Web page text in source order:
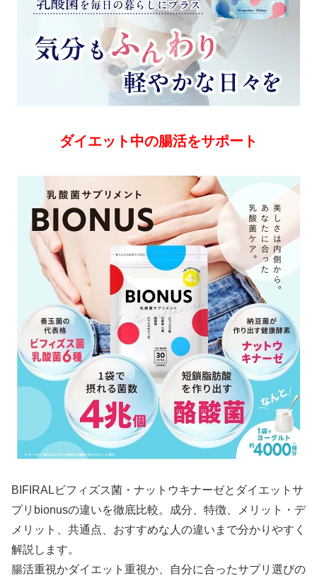
ダイエット中の腸活をサポート
BIFIRALビフィズス菌・ナットウキナーゼとダイエットサ
プリbionusの違いを徹底比較。成分、特徴、メリット・デ
メリット、共通点、おすすめな人の違いまで分かりやすく
解説します。
腸活重視かダイエット重視か、自分に合ったサプリ選びの